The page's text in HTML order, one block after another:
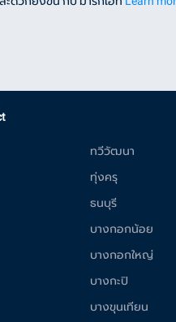
ทวีวัฒนา
ทุ่งครุ
ธนบุรี
บางกอกน้อย
บางกอกใหญ่
บางกะปิ
บางขุนเทียน